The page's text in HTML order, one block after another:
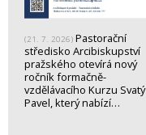
(21. 7. 2026) Pastorační
středisko Arcibiskupství
pražského otevírá nový
ročník formačně-
vzdělávacího Kurzu Svatý
Pavel, který nabízí…